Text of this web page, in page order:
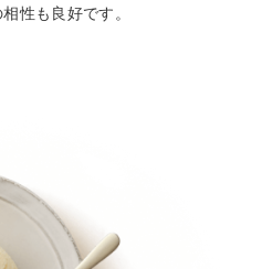
性も良好です。